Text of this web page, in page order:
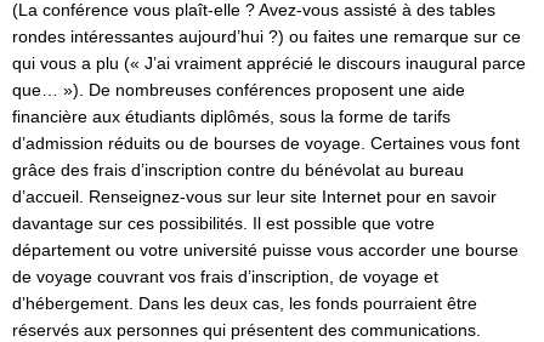
(La conférence vous plaît-elle ? Avez-vous assisté à des tables
rondes intéressantes aujourd’hui ?) ou faites une remarque sur ce
qui vous a plu (« J’ai vraiment apprécié le discours inaugural parce
que… »). De nombreuses conférences proposent une aide
financière aux étudiants diplômés, sous la forme de tarifs
d’admission réduits ou de bourses de voyage. Certaines vous font
grâce des frais d’inscription contre du bénévolat au bureau
d’accueil. Renseignez-vous sur leur site Internet pour en savoir
davantage sur ces possibilités. Il est possible que votre
département ou votre université puisse vous accorder une bourse
de voyage couvrant vos frais d’inscription, de voyage et
d’hébergement. Dans les deux cas, les fonds pourraient être
réservés aux personnes qui présentent des communications.